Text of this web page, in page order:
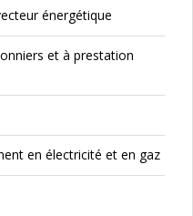
énergétique
et à prestation
en électricité et en gaz